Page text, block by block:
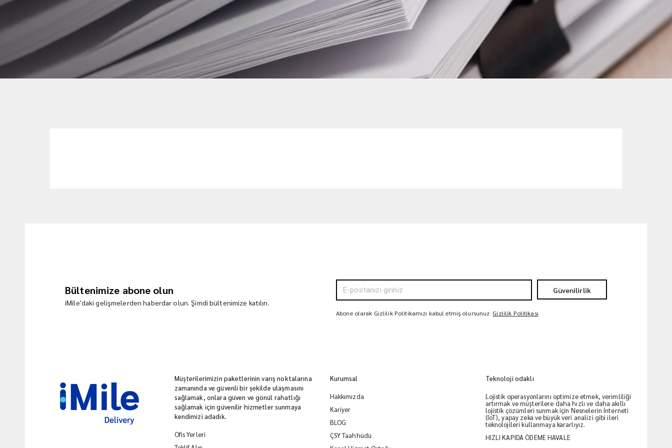
Bültenimize abone olun
iMile'daki gelişmelerden haberdar olun. Şimdi bültenimize katılın.
Güvenilirlik
Abone olarak Gizlilik Politikamızı kabul etmiş olursunuz Gizlilik Politikası
Müşterilerimizin paketlerinin varış noktalarına
zamanında ve güvenli bir şekilde ulaşmasını
sağlamak, onlara güven ve gönül rahatlığı
sağlamak için güvenilir hizmetler sunmaya
kendimizi adadık.
Ofis Yerleri
Kurumsal
Hakkımızda
Kariyer
BLOG
ÇSY Taahhüdü
Teknoloji odaklı
Lojistik operasyonlarını optimize etmek, verimliliği
artırmak ve müşterilere daha hızlı ve daha akıllı
lojistik çözümleri sunmak için Nesnelerin İnterneti
(IoT), yapay zeka ve büyük veri analizi gibi ileri
teknolojileri kullanmaya kararlıyız.
HIZLI KAPIDA ÖDEME HAVALE